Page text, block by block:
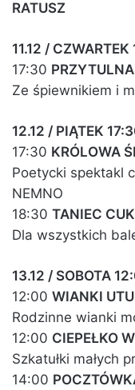
RATUSZ
11.12 /
17:30
Ze śpiewnikiem i
12.12 / PIĄTEK
17:30 KRÓLOWA
Poetycki spektakl
NEMNO
18:30 TANIEC
Dla wszystkich
13.12 / SOBOTA
12:00 WIANKI
Rodzinne wianki
12:00 CIEPEŁKO
Szkatułki małych
14:00